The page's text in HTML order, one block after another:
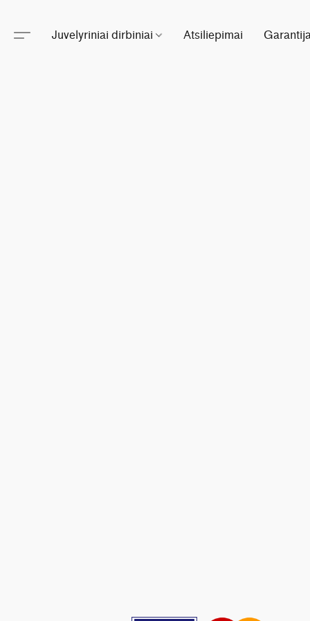
Juvelyriniai dirbiniai Atsiliepimai